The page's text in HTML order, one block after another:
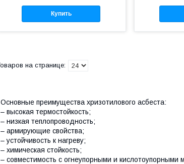
Купить
Основные преимущества хризотилового асбеста:
– высокая термостойкость;
– низкая теплопроводность;
– армирующие свойства;
– устойчивость к нагреву;
– химическая стойкость;
– совместимость с огнеупорными и кислотоупорными